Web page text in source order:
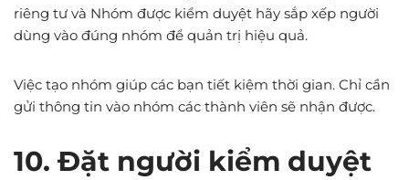
riêng tư và Nhóm được kiểm duyệt hãy sắp xếp người
dùng vào đúng nhóm để quản trị hiệu quả.
Việc tạo nhóm giúp các bạn tiết kiệm thời gian. Chỉ cần
gửi thông tin vào nhóm các thành viên sẽ nhận được.
10. Đặt người kiểm duyệt